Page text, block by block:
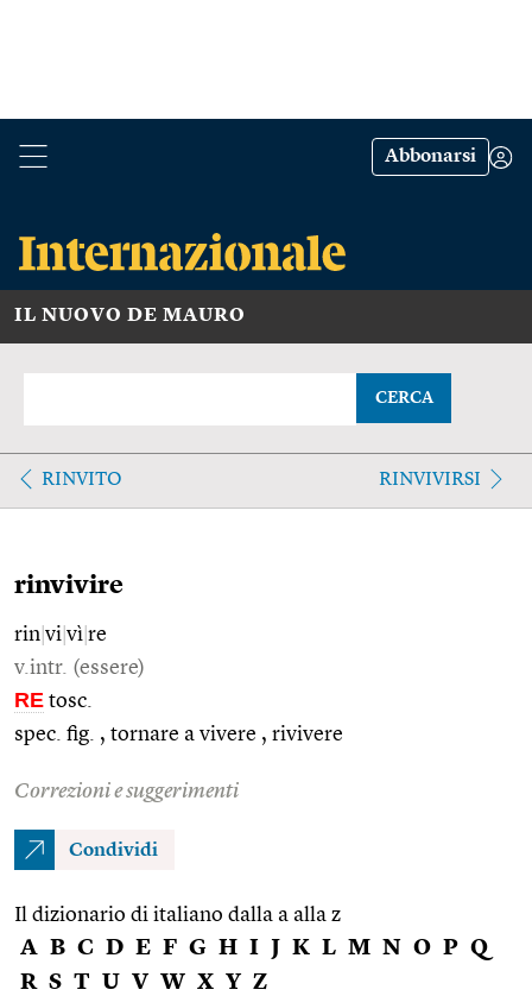
Abbonarsi
IL NUOVO DE MAURO
CERCA
RINVITO RINVIVIRSI
rinvivire
rin vi vì re
v.intr. (essere)
RE tosc.
spec. fig. , tornare a vivere , rivivere
Correzioni e suggerimenti
Condividi
Il dizionario di italiano dalla a alla z
A B C D E F G H I J K L M N O P Q
R S T U V W X Y Z